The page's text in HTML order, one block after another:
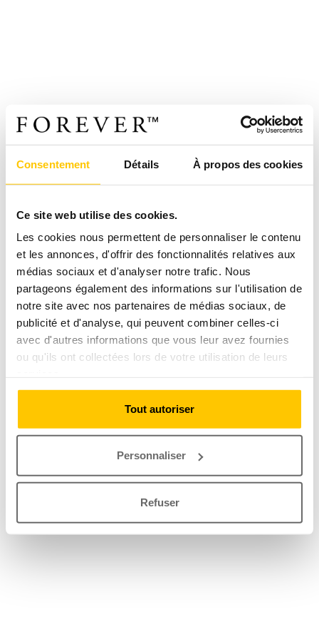
Consentement Détails À propos des cookies
Ce site web utilise des cookies.
Les cookies nous permettent de personnaliser le contenu
et les annonces, d'offrir des fonctionnalités relatives aux
médias sociaux et d'analyser notre trafic. Nous
partageons également des informations sur l'utilisation de
notre site avec nos partenaires de médias sociaux, de
publicité et d'analyse, qui peuvent combiner celles-ci
avec d'autres informations que vous leur avez fournies
ou qu'ils ont collectées lors de votre utilisation de leurs
Tout autoriser
Personnaliser
Refuser